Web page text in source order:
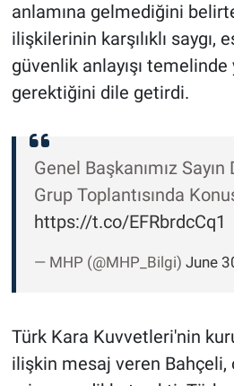
anlamına gelmediğini
ilişkilerinin karşılıklı saygı,
güvenlik anlayışı
gerektiğini dile getirdi.
Genel Başkanımız
Grup Toplantısında
https://t.co/EFRbrdcCq1
— MHP (@MHP_Bilgi) June
Türk Kara Kuvvetleri'nin
ilişkin mesaj veren Bahçeli,